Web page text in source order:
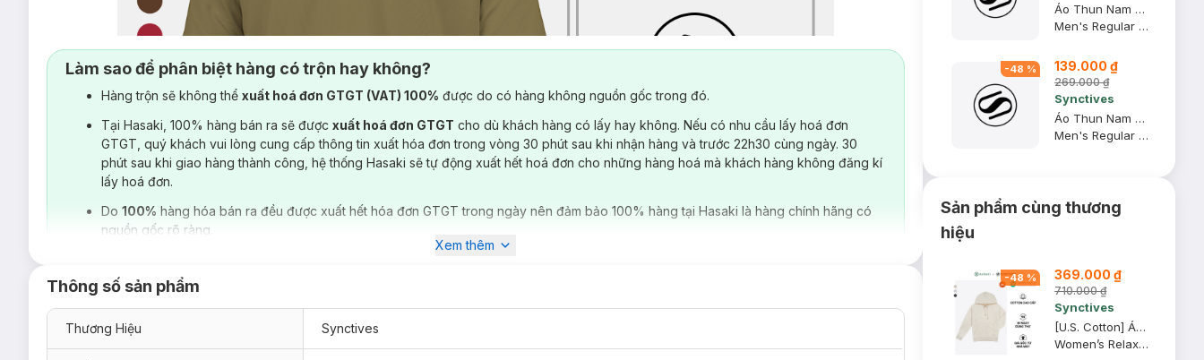
Làm sao để phân biệt hàng có trộn hay không?
Hàng trộn sẽ không thể xuất hoá đơn GTGT (VAT) 100% được do có hàng không nguồn gốc trong đó.
Tại Hasaki, 100% hàng bán ra sẽ được xuất hoá đơn GTGT cho dù khách hàng có lấy hay không. Nếu có nhu cầu lấy hoá đơn
GTGT, quý khách vui lòng cung cấp thông tin xuất hóa đơn trong vòng 30 phút sau khi nhận hàng và trước 22h30 cùng ngày. 30
phút sau khi giao hàng thành công, hệ thống Hasaki sẽ tự động xuất hết hoá đơn cho những hàng hoá mà khách hàng không đăng kí
lấy hoá đơn.
Do 100% hàng hóa bán ra đều được xuất hết hóa đơn GTGT trong ngày nên đảm bảo 100% hàng tại Hasaki là hàng chính hãng có
nguồn gốc rõ ràng.
Xem thêm
Thông số sản phẩm
Thương Hiệu Synctives
Áo Thun Nam Regular Fit, Xanh Khói, XS - CMTS0028
Men's Regular Fit T-shirt
-48 % 139.000 ₫
269.000 ₫
Synctives
Áo Thun Nam Regular Fit, Be, XS - CMTS0028
Men's Regular Fit T-shirt
Sản phẩm cùng thương
hiệu
-48 % 369.000 ₫
710.000 ₫
Synctives
[U.S. Cotton] Áo Hoodie Nữ Synctives Relaxed Fit, Kem Melange, XS - CWHO0011
Women’s Relaxed Fit Hoodie